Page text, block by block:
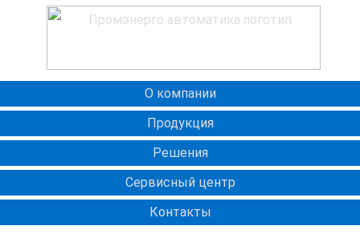
О компании
Продукция
Решения
Сервисный центр
Контакты